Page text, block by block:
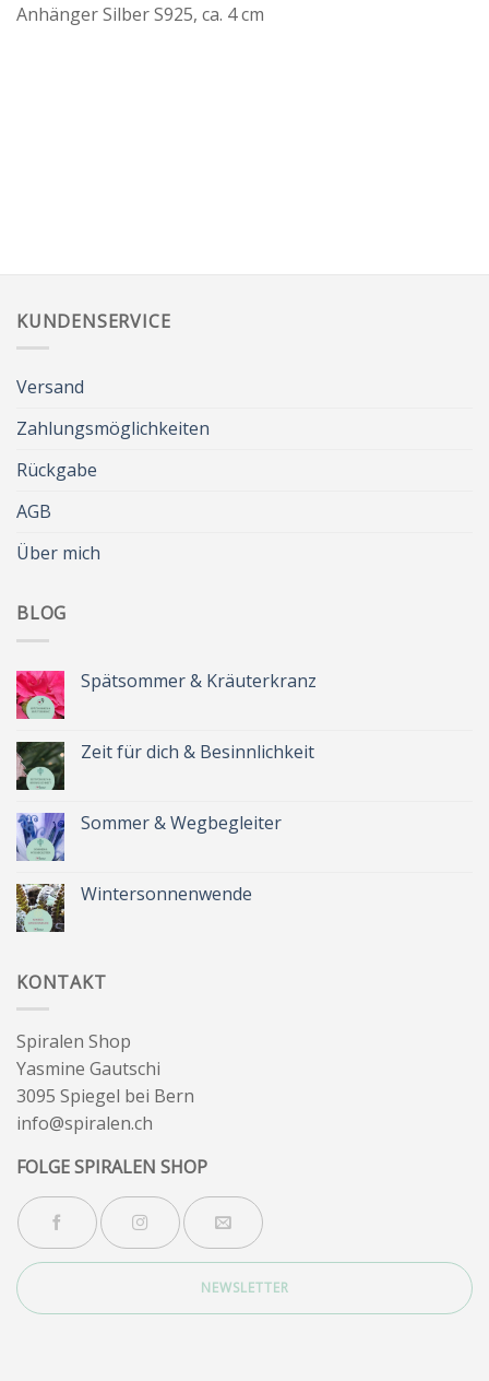
Anhänger Silber S925, ca. 4 cm
KUNDENSERVICE
Versand
Zahlungsmöglichkeiten
Rückgabe
AGB
Über mich
BLOG
Spätsommer & Kräuterkranz
Spätsommer
&
Zeit für dich & Besinnlichkeit
Zeit
für
Sommer & Wegbegleiter
Sommer
&
Wintersonnenwende
KONTAKT
Spiralen Shop
Yasmine Gautschi
3095 Spiegel bei Bern
info@spiralen.ch
FOLGE SPIRALEN SHOP
NEWSLETTER